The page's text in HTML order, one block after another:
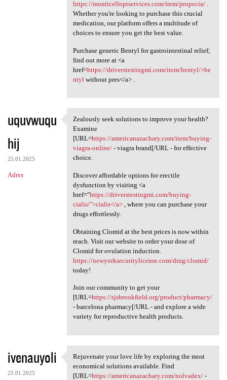
https://monticelloptservices.com/item/propecia/.
Whether you're looking to purchase this crucial
medication, our platform offers a multitude of
choices to ensure you get the best value.
Purchase generic Bentyl for gastrointestinal relief;
find out more at <a
href=https://driverstestingmi.com/item/bentyl/>be
ntyl without pres</a> .
uquvwuqu
hij
25.01.2025
Adres
Zealously seek solutions to
Zealously seek solutions to improve your health?
Examine
[URL=https://americanazachary.com/item/buying-
viagra-online/- viagra brand[/URL - for effective
choice.
Discover affordable options for erectile
dysfunction by visiting <a
href="https://driverstestingmi.com/buying-
cialis/">cialis</a>, where you can purchase your
drugs effortlessly.
Obtaining Clomid at the best prices is now within
reach. Visit our website to order your dose of
Clomid for ovulation induction.
https://newyorksecuritylicense.com/drug/clomid/
today!
Join our community to get your
[URL=https://sjsbrookfield.org/product/pharmacy/
- barcelona pharmacy[/URL - and explore a wide
variety for reproductive health products.
ivenauyoli
25.01.2025
Rejuvenate your love life by
Rejuvenate your love life by exploring the most
economical solutions available. Find
[URL=https://americanazachary.com/nolvadex/-